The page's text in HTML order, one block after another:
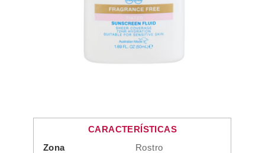
CARACTERÍSTICAS
Zona
Rostro